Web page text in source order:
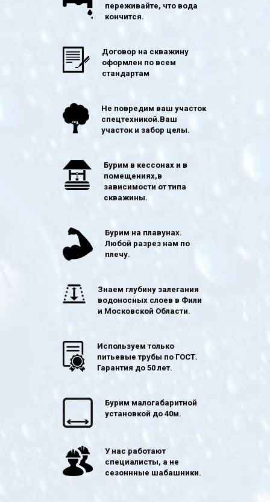
переживайте, что вода
кончится.
Договор на скважину
оформлен по всем
стандартам
Не повредим ваш участок
спецтехникой.Ваш
участок и забор целы.
Бурим в кессонах и в
помещениях,в
зависимости от типа
скважины.
Бурим на плавунах.
Любой разрез нам по
плечу.
Знаем глубину залегания
водоносных слоев в Фили
и Московской Области.
Используем только
питьевые трубы по ГОСТ.
Гарантия до 50 лет.
Бурим малогабаритной
установкой до 40м.
У нас работают
специалисты, а не
сезоннные шабашники.